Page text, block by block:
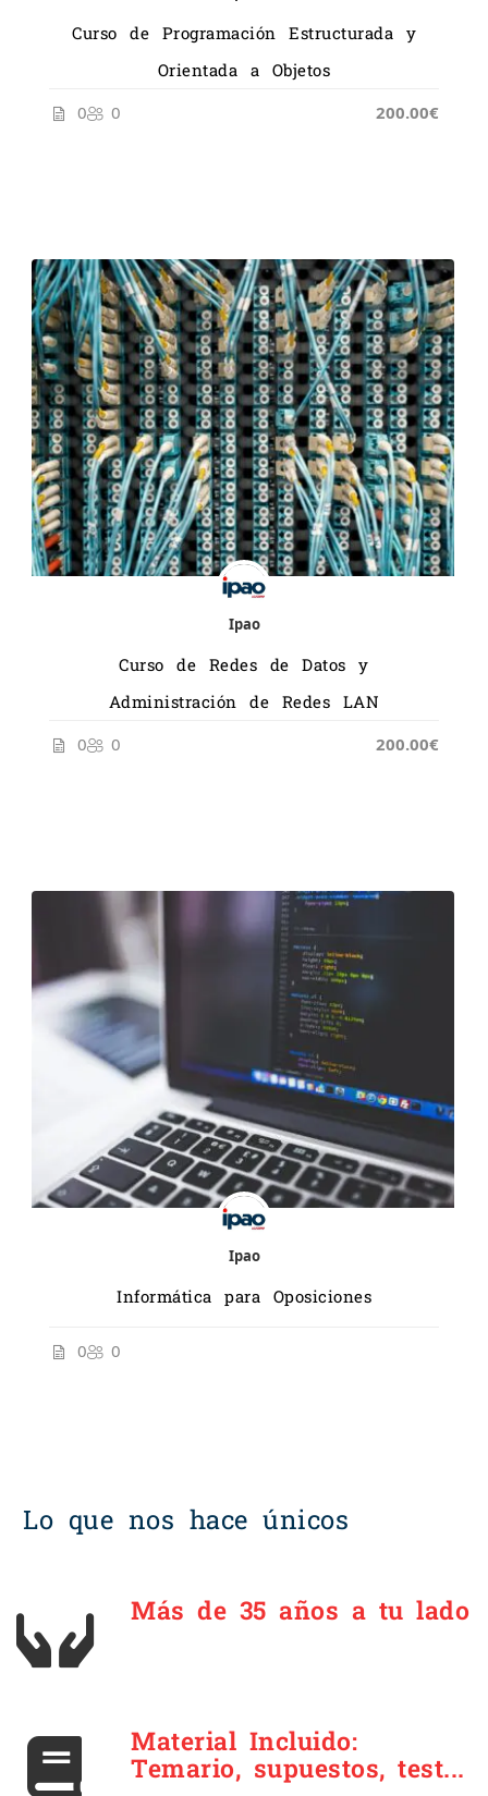
Curso de Programación Estructurada y
Orientada a Objetos
0
0 200.00€
Ipao
Curso de Redes de Datos y
Administración de Redes LAN
0
0 200.00€
Ipao
Informática para Oposiciones
0 0
Lo que nos hace únicos
Más de 35 años a tu lado
Material Incluido:
Temario, supuestos, test...